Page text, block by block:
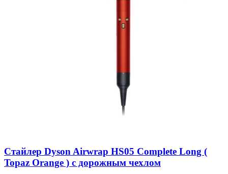
Стайлер Dyson Airwrap HS05 Complete Long (
Topaz Orange ) c дорожным чехлом